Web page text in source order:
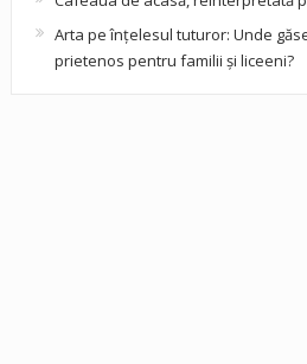
Arta pe înțelesul tuturor: Unde
prietenos pentru familii și liceeni?